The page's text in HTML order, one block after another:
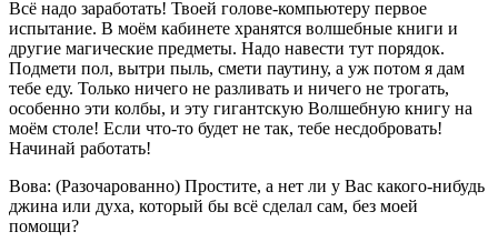
Всё надо заработать! Твоей голове-компьютеру первое
испытание. В моём кабинете хранятся волшебные книги и
другие магические предметы. Надо навести тут порядок.
Подмети пол, вытри пыль, смети паутину, а уж потом я дам
тебе еду. Только ничего не разливать и ничего не трогать,
особенно эти колбы, и эту гигантскую Волшебную книгу на
моём столе! Если что-то будет не так, тебе несдобровать!
Начинай работать!
Вова: (Разочарованно) Простите, а нет ли у Вас какого-нибудь
джина или духа, который бы всё сделал сам, без моей
помощи?